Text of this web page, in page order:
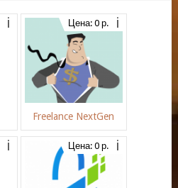
Цена: 0 р.
Freelance NextGen
Цена: 0 р.